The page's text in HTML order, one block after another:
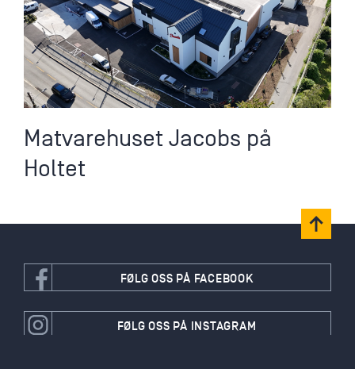
Matvarehuset Jacobs på
Holtet
FØLG OSS PÅ FACEBOOK
FØLG OSS PÅ INSTAGRAM